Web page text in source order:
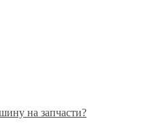
на запчасти?